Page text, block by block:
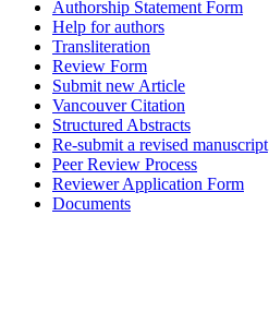
Authorship Statement Form
Help for authors
Transliteration
Review Form
Submit new Article
Vancouver Citation
Structured Abstracts
Re-submit a revised manuscript
Peer Review Process
Reviewer Application Form
Documents